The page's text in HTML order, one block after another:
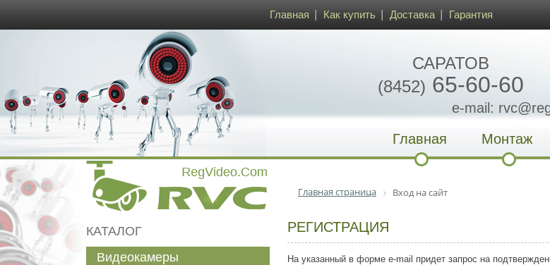
Главная Как купить Доставка Гарантия
САРАТОВ
(8452) 65-60-60
e-mail:
Главная Монтаж
Главная страница Вход на сайт
РЕГИСТРАЦИЯ
На указанный в форме e-mail придет запрос на
КАТАЛОГ
Видеокамеры